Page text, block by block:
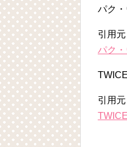
パク
引用元
パク
引用元